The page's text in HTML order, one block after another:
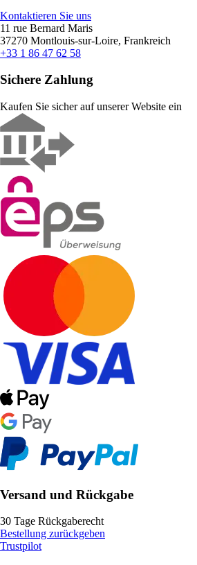
Kontaktieren Sie uns
11 rue Bernard Maris
37270 Montlouis-sur-Loire, Frankreich
+33 1 86 47 62 58
Sichere Zahlung
Kaufen Sie sicher auf unserer Website ein
Versand und Rückgabe
30 Tage Rückgaberecht
Bestellung zurückgeben
Trustpilot